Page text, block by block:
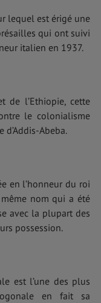
lequel est érigé une
qui ont suivi
italien en 1937.
de l’Ethiopie, cette
le colonialisme
Abeba.
en l’honneur du roi
nom qui a été
avec la plupart des
possession.
est l’une des plus
en fait sa